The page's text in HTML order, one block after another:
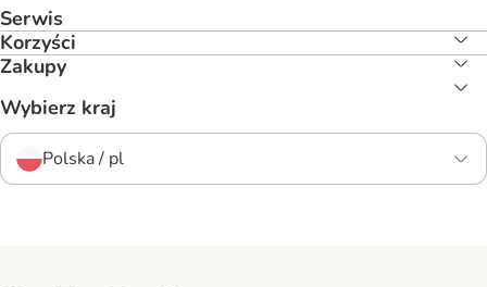
Serwis
Korzyści
Zakupy
Wybierz kraj
Polska / pl